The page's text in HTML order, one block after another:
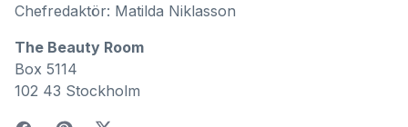
Chefredaktör: Matilda Niklasson
The Beauty Room
Box 5114
102 43 Stockholm